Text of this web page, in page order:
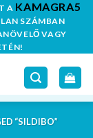
A KAMAGRA5
SZÁMBAN
VAGY
“SILDIBO”